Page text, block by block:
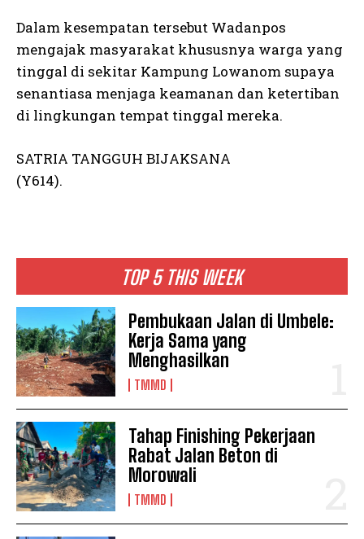
TOP 5 THIS WEEK
Pembukaan Jalan di Umbele:
Kerja Sama yang
Menghasilkan
TMMD
Tahap Finishing Pekerjaan
Rabat Jalan Beton di
Morowali
TMMD
Dalam kesempatan tersebut Wadanpos
mengajak masyarakat khususnya warga yang
tinggal di sekitar Kampung Lowanom supaya
senantiasa menjaga keamanan dan ketertiban
di lingkungan tempat tinggal mereka.
SATRIA TANGGUH BIJAKSANA
(Y614).